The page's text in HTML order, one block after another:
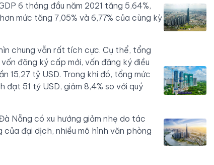
6 tháng đầu năm 2021 tăng 5,64%,
mức tăng 7,05% và 6,77% của cùng kỳ
chung vẫn rất tích cực. Cụ thể, tổng
đăng ký cấp mới, vốn đăng ký điều
15,27 tỷ USD. Trong khi đó, tổng mức
51 tỷ USD, giảm 8,4% so với quý
Nẵng có xu hướng giảm nhẹ do tác
đại dịch, nhiều mô hình văn phòng